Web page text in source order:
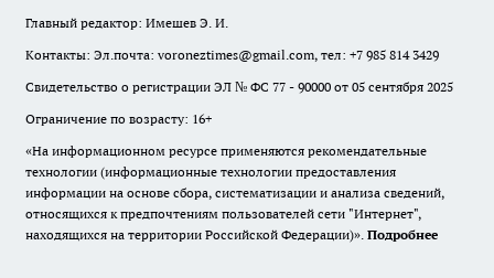
Главный редактор: Имешев Э. И.
Контакты: Эл.почта: voroneztimes@gmail.com, тел: +7 985 814 3429
Свидетельство о регистрации ЭЛ № ФС 77 - 90000 от 05 сентября 2025
Ограничение по возрасту: 16+
«На информационном ресурсе применяются рекомендательные
технологии (информационные технологии предоставления
информации на основе сбора, систематизации и анализа сведений,
относящихся к предпочтениям пользователей сети "Интернет",
находящихся на территории Российской Федерации)». Подробнее